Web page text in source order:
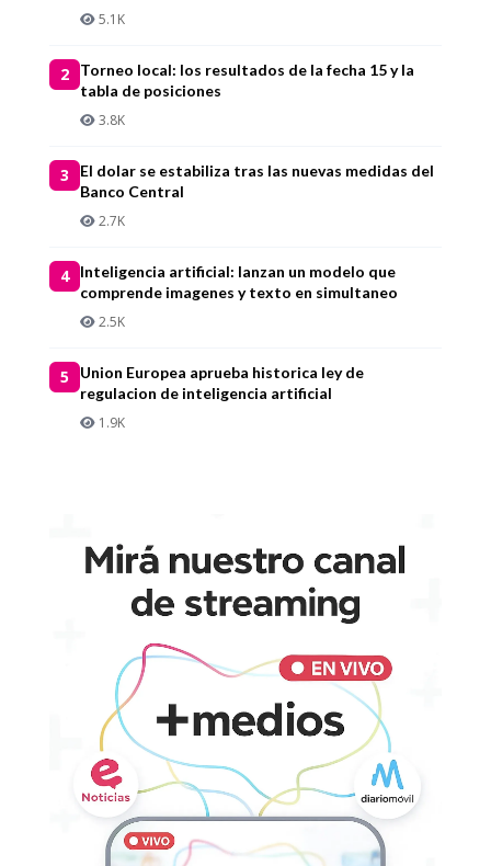
5.1K
2
Torneo local: los resultados de la fecha 15 y la
tabla de posiciones
3.8K
3
El dolar se estabiliza tras las nuevas medidas del
Banco Central
2.7K
4
Inteligencia artificial: lanzan un modelo que
comprende imagenes y texto en simultaneo
2.5K
5
Union Europea aprueba historica ley de
regulacion de inteligencia artificial
1.9K